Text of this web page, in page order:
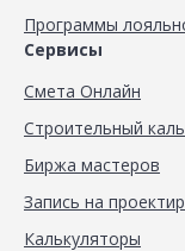
Программы
Сервисы
Смета Онлайн
Строительный
Биржа мастеров
Запись на
Калькуляторы